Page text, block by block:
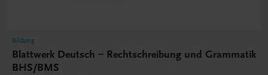
Bildung
Blattwerk Deutsch – Rechtschreibung und Grammatik
BHS/BMS